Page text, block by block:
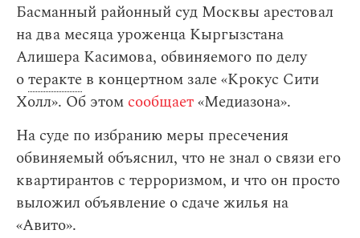
Басманный районный суд Москвы арестовал
на два месяца уроженца Кыргызстана
Алишера Касимова, обвиняемого по делу
отеракте в концертном зале «Крокус Сити
Холл». Об этом сообщает«Медиазона».
На суде по избранию меры пресечения
обвиняемый объяснил, что не знал о связи его
квартирантов с терроризмом, и что он просто
выложил объявление о сдаче жилья на
«Авито».